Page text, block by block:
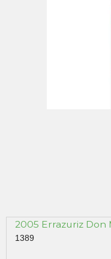
2005 Errazuriz Don
1389